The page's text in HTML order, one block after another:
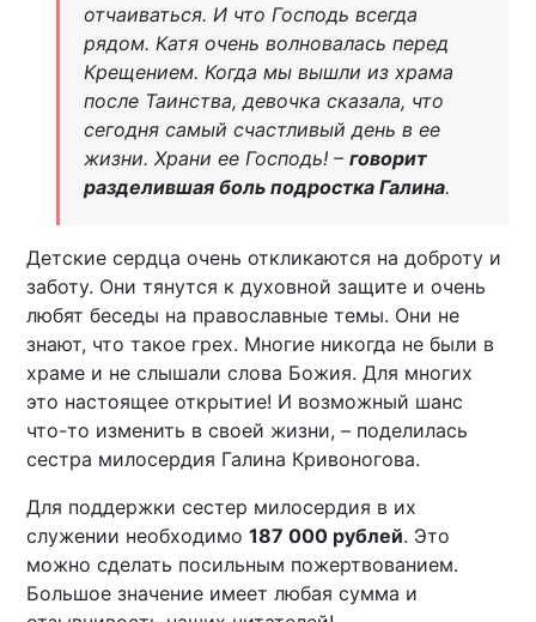
отчаиваться. И что Господь всегда
рядом. Катя очень волновалась перед
Крещением. Когда мы вышли из храма
после Таинства, девочка сказала, что
сегодня самый счастливый день в ее
жизни. Храни ее Господь! – говорит
разделившая боль подростка Галина.
Детские сердца очень откликаются на доброту и
заботу. Они тянутся к духовной защите и очень
любят беседы на православные темы. Они не
знают, что такое грех. Многие никогда не были в
храме и не слышали слова Божия. Для многих
это настоящее открытие! И возможный шанс
что-то изменить в своей жизни, – поделилась
сестра милосердия Галина Кривоногова.
Для поддержки сестер милосердия в их
служении необходимо187 000 рублей. Это
можно сделать посильным пожертвованием.
Большое значение имеет любая сумма и